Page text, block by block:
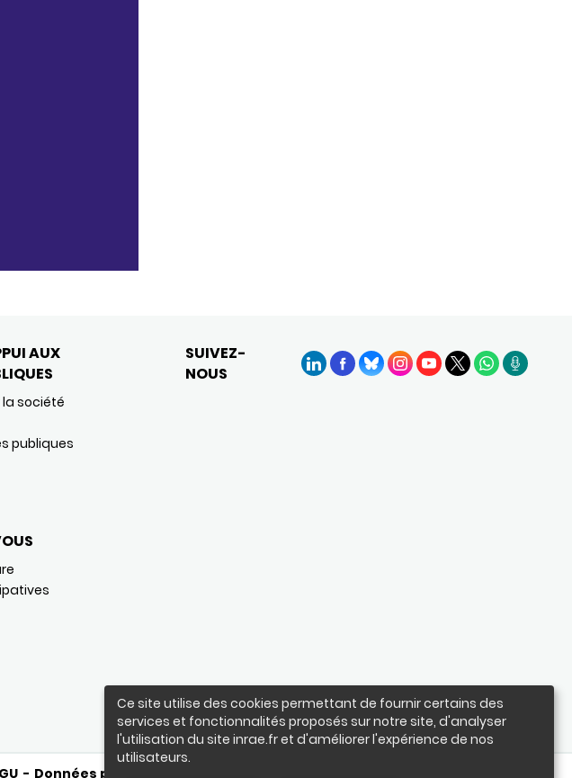
Ce site utilise des cookies permettant de fournir certains des
services et fonctionnalités proposés sur notre site, d'analyser
l'utilisation du site inrae.fr et d'améliorer l'expérience de nos
utilisateurs.
AUX
la société
publiques
SUIVEZ-
NOUS
LinkedInFacebook
BlueSkyInstagram
YouTube
X WhatsApp
Podcasts
Données personnelles